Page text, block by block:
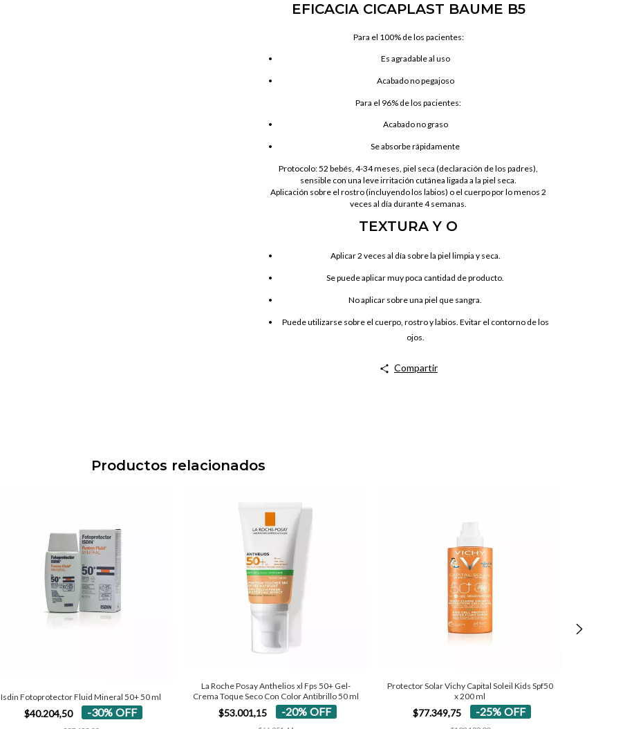
EFICACIA CICAPLAST BAUME B5
Para el 100% de los pacientes:
Es agradable al uso
Acabado no pegajoso
Para el 96% de los pacientes:
Acabado no graso
Se absorbe rápidamente
Protocolo: 52 bebés, 4-34 meses, piel seca (declaración de los padres),
sensible con una leve irritación cutánea ligada a la piel seca.
Aplicación sobre el rostro (incluyendo los labios) o el cuerpo por lo menos 2
veces al día durante 4 semanas.
TEXTURA Y O
Aplicar 2 veces al día sobre la piel limpia y seca.
Se puede aplicar muy poca cantidad de producto.
No aplicar sobre una piel que sangra.
Puede utilizarse sobre el cuerpo, rostro y labios. Evitar el contorno de los
ojos.
Compartir
Productos relacionados
Isdin Fotoprotector Fluid Mineral 50+ 50 ml
$40.204,50 -30% OFF
La Roche Posay Anthelios xl Fps 50+ Gel-
Crema Toque Seco Con Color Antibrillo 50 ml
$53.001,15 -20%OFF
Protector Solar Vichy Capital Soleil Kids Spf50
x 200 ml
$77.349,75 -25%OFF